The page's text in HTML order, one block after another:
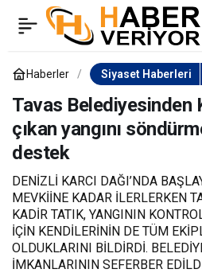
Haberler Siyaset Haberleri
Tavas Belediyesinden
çıkan yangını
destek
DENİZLİ KARCI DAĞI’NDA
MEVKİİNE KADAR İLERLERKEN
KADİR TATIK, YANGININ
İÇİN KENDİLERİNİN DE TÜM
OLDUKLARINI BİLDİRDİ.
İMKANLARININ SEFERBER
Başkan Çelik,
Bozkurtluları Cumhuriyet
coşkusuna davet etti